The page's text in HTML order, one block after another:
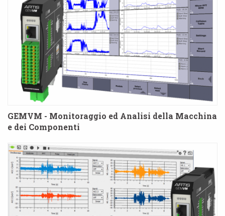
GEMVM - Monitoraggio ed Analisi della Macchina
e dei Componenti